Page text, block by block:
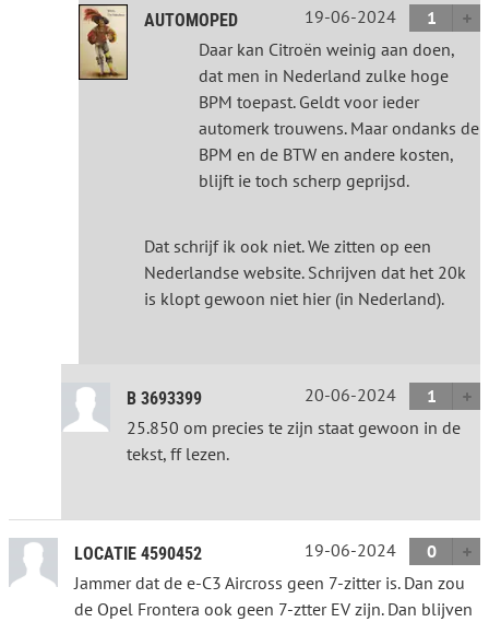
AUTOMOPED 19-06-2024
1
Daar kan Citroën weinig aan doen,
dat men in Nederland zulke hoge
BPM toepast. Geldt voor ieder
automerk trouwens. Maar ondanks de
BPM en de BTW en andere kosten,
blijft ie toch scherp geprijsd.
Dat schrijf ik ook niet. We zitten op een
Nederlandse website. Schrijven dat het 20k
is klopt gewoon niet hier (in Nederland).
B 3693399 20-06-2024
1
25.850 om precies te zijn staat gewoon in de
tekst, ff lezen.
LOCATIE 4590452 19-06-2024
0
Jammer dat de e-C3 Aircross geen 7-zitter is. Dan zou
de Opel Frontera ook geen 7-ztter EV zijn. Dan blijven